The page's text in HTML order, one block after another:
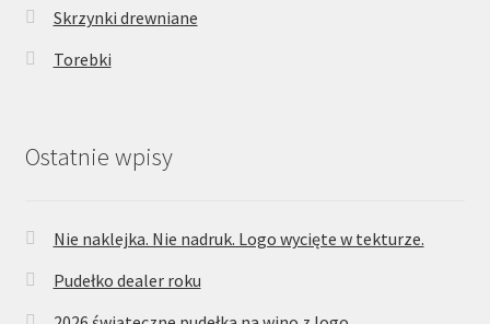
Skrzynki drewniane
Torebki
Ostatnie wpisy
Nie naklejka. Nie nadruk. Logo wycięte w tekturze.
Pudełko dealer roku